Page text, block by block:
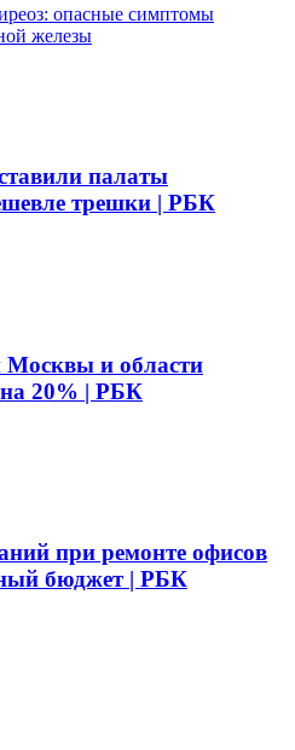
опасные симптомы
железы
палаты
трешки | РБК
Москвы и области
на 20% | РБК
при ремонте офисов
бюджет | РБК